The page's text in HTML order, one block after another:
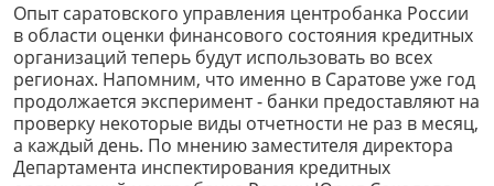
Опыт саратовского управления центробанка России
в области оценки финансового состояния кредитных
организаций теперь будут использовать во всех
регионах. Напомним, что именно в Саратове уже год
продолжается эксперимент - банки предоставляют на
проверку некоторые виды отчетности не раз в месяц,
а каждый день. По мнению заместителя директора
Департамента инспектирования кредитных